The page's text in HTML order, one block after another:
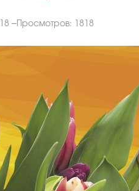
Просмотров: 1818